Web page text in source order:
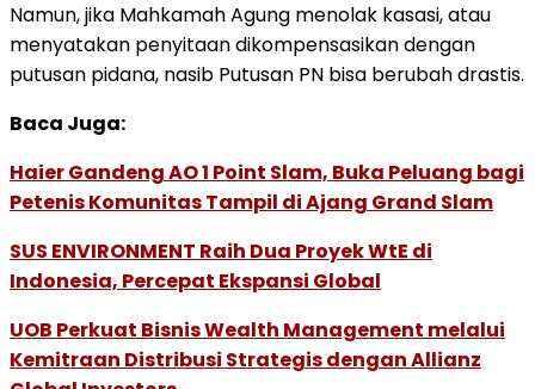
Namun, jika Mahkamah Agung menolak kasasi, atau
menyatakan penyitaan dikompensasikan dengan
putusan pidana, nasib Putusan PN bisa berubah drastis.
Baca Juga:
Haier Gandeng AO 1 Point Slam, Buka Peluang bagi
Petenis Komunitas Tampil di Ajang Grand Slam
SUS ENVIRONMENT Raih Dua Proyek WtE di
Indonesia, Percepat Ekspansi Global
UOB Perkuat Bisnis Wealth Management melalui
Kemitraan Distribusi Strategis dengan Allianz